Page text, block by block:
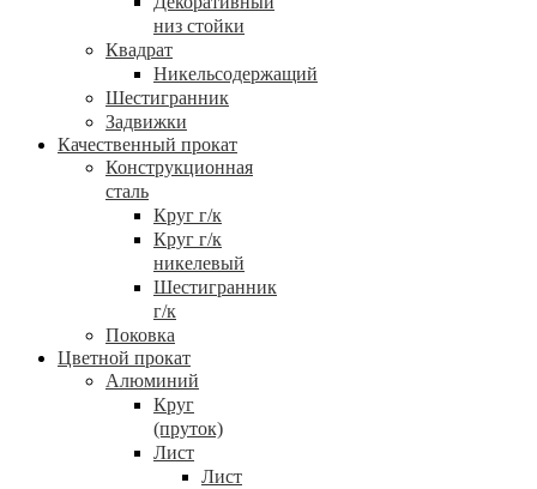
низ стойки
Квадрат
Никельсодержащий
Шестигранник
Задвижки
Качественный прокат
Конструкционная
сталь
Круг г/к
Круг г/к
никелевый
Шестигранник
г/к
Поковка
Цветной прокат
Алюминий
Круг
(пруток)
Лист
Лист